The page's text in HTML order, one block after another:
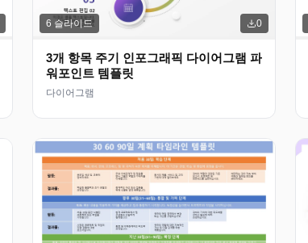
6 슬라이드 0
3개 항목 주기 인포그래픽 다이어그램 파
워포인트 템플릿
다이어그램